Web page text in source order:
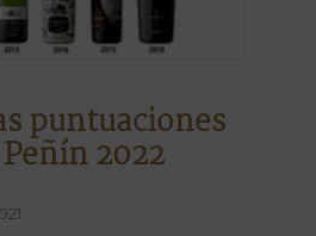
puntuaciones
2022